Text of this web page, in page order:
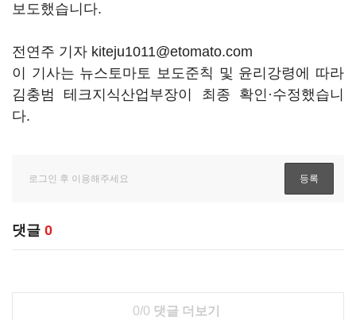
보도했습니다.
전연주 기자 kiteju1011@etomato.com
이 기사는 뉴스토마토 보도준칙 및 윤리강령에 따라
김충범 테크지식산업부장이 최종 확인·수정했습니
다.
댓글 0
0/0 댓글 더보기